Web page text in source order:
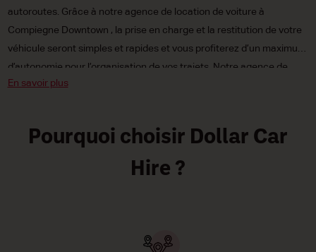
autoroutes. Grâce à notre agence de location de voiture à
Compiegne Downtown , la prise en charge et la restitution de votre
véhicule seront simples et rapides et vous profiterez d’un maximum
d’autonomie pour l’organisation de vos trajets. Notre agence de
Paris Porte Maillot Downtown vous propose un large choix de
automatique ou manuelle. Et à des tarifs irrésistiblement bas pour
que vos déplacements à n’obèrent pas votre budget ! Réservez
votre voiture de location Dollar Car Rental à Paris Porte Maillot
En savoir plus
Pourquoi choisir Dollar Car
Hire ?